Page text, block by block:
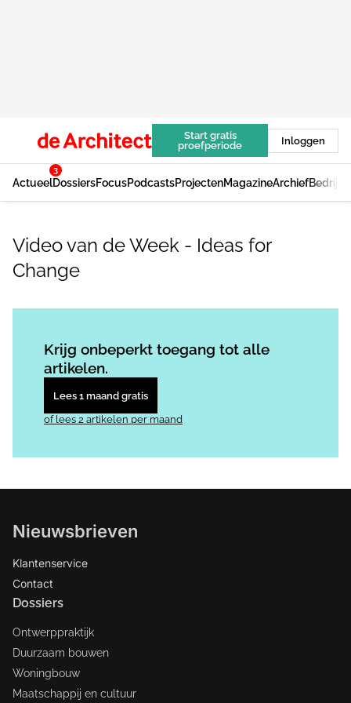
Start gratis
proefperiode
Inloggen
Actueel
3
DossiersFocusPodcastsProjectenMagazineArchief
Video van de Week - Ideas for
Change
Krijg onbeperkt toegang tot alle
artikelen.
Lees 1 maand gratis
of lees 2 artikelen per maand
Nieuwsbrieven
Klantenservice
Contact
Dossiers
Ontwerppraktijk
Duurzaam bouwen
Woningbouw
Maatschappij en cultuur